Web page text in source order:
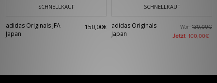
SCHNELLKAUF
adidas Originals JFA
Japan
150,00€
SCHNELLKAUF
adidas Originals
Japan
War130,00€
Jetzt 100,00€